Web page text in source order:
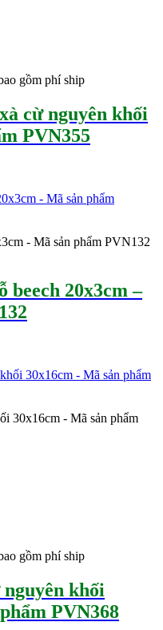
gồm phí ship
cừ nguyên khối
PVN355
- Mã sản phẩm PVN132
beech 20x3cm –
30x16cm - Mã sản phẩm
gồm phí ship
khối
PVN368